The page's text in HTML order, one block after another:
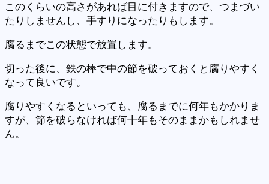
このくらいの高さがあれば目に付きますので、つまづい
たりしませんし、手すりになったりもします。
腐るまでこの状態で放置します。
切った後に、鉄の棒で中の節を破っておくと腐りやすく
なって良いです。
腐りやすくなるといっても、腐るまでに何年もかかりま
すが、節を破らなければ何十年もそのままかもしれませ
ん。